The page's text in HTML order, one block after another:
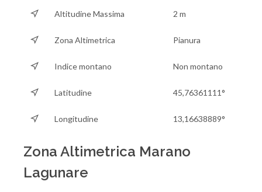
Altitudine Massima 2 m
Zona Altimetrica Pianura
Indice montano Non montano
Latitudine 45,76361111°
Longitudine 13,16638889°
Zona Altimetrica Marano
Lagunare